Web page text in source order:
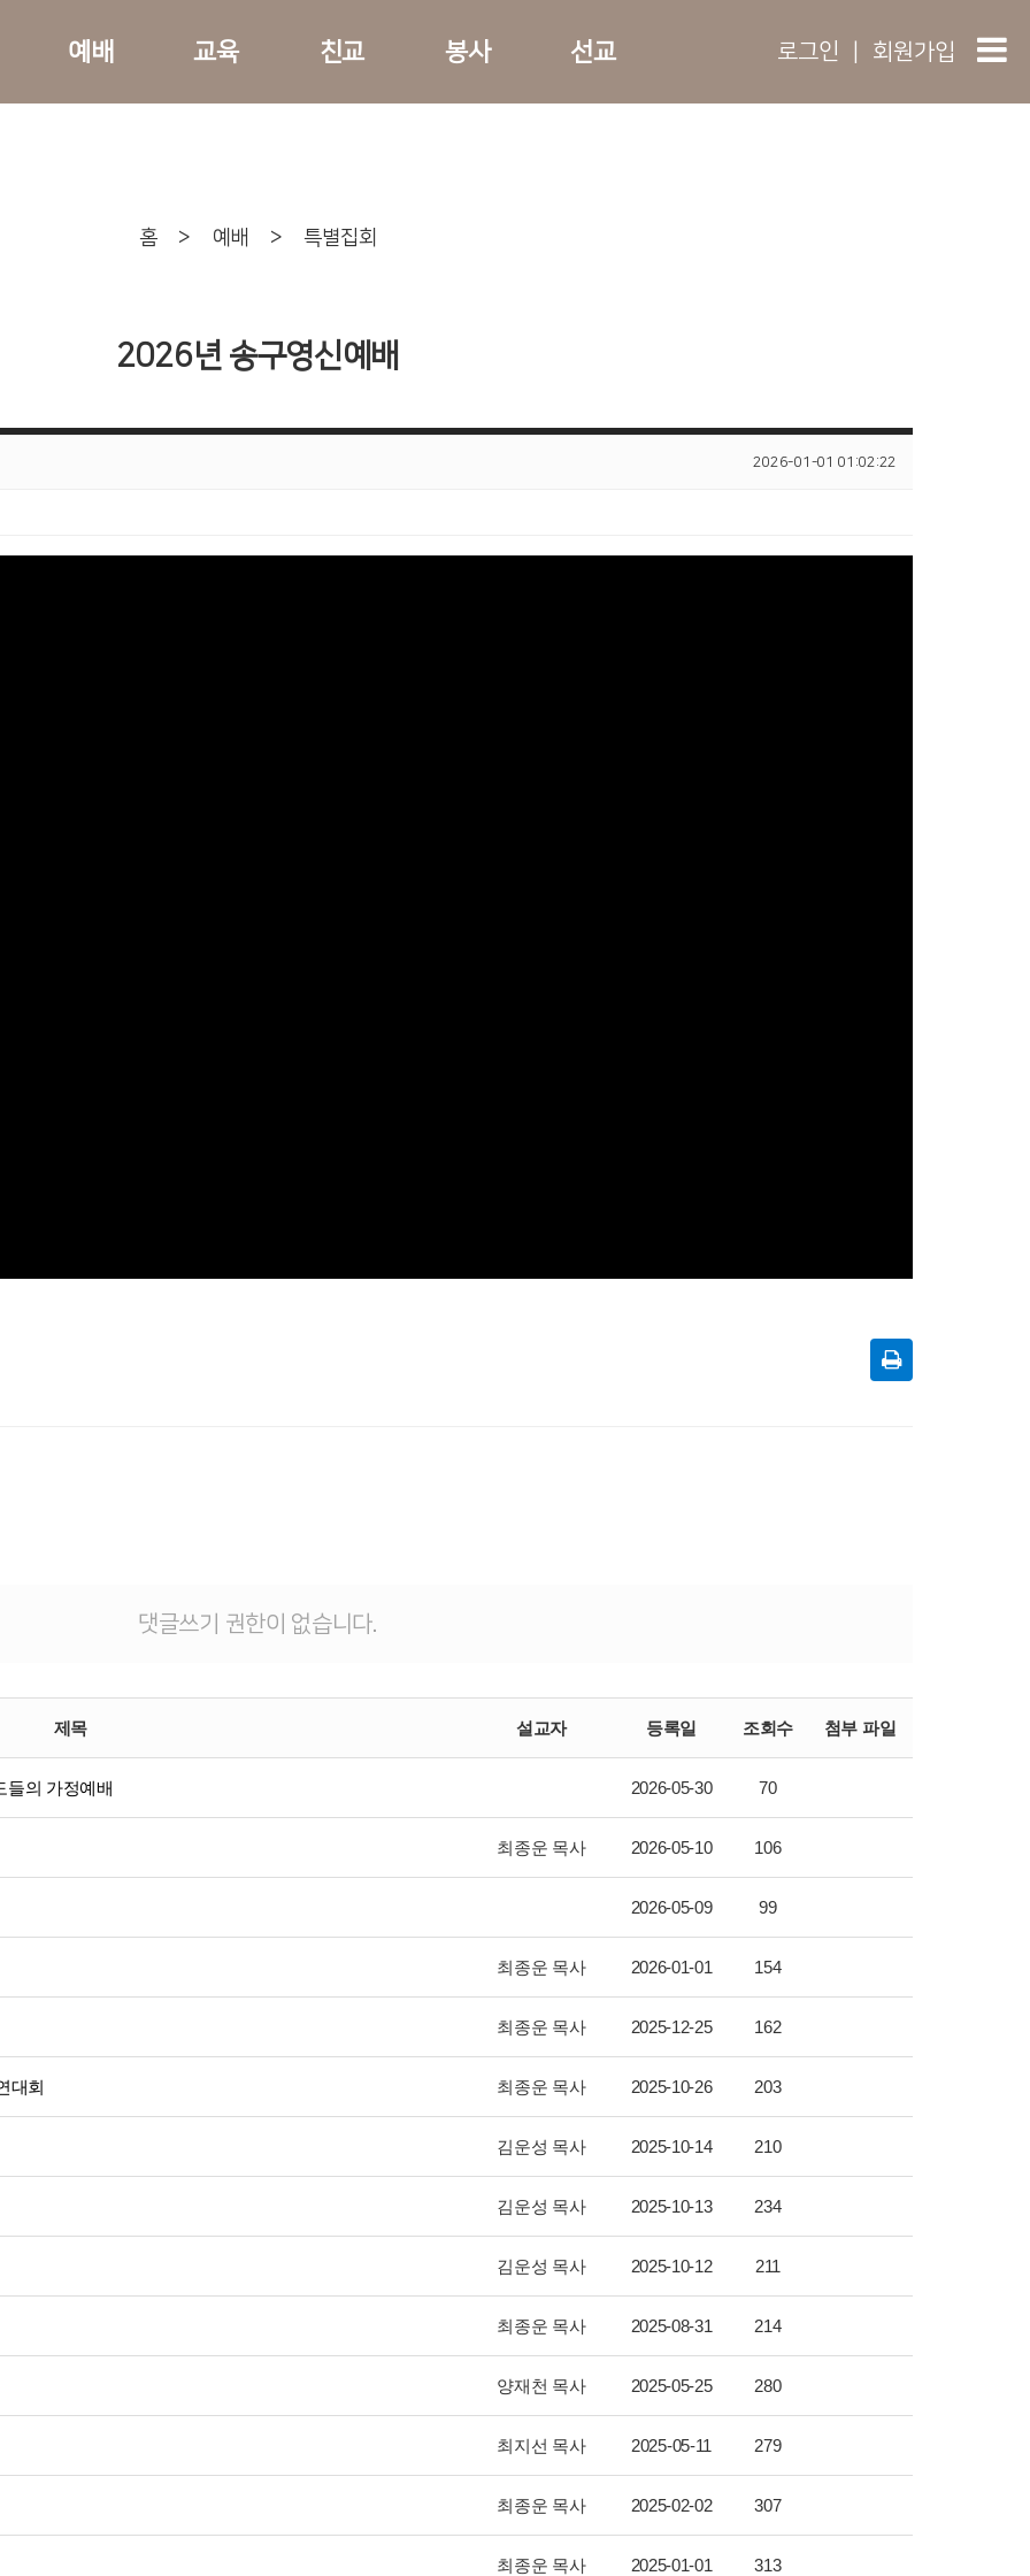
예배 교육 친교 봉사 선교 로그인 회원가입
홈 > 예배 > 특별집회
2026년 송구영신예배
2026-01-01 01:02:22
댓글쓰기 권한이 없습니다.
제목 설교자 등록일 조회수 첨부 파일
들의 가정예배 2026-05-30 70
최종운 목사 2026-05-10 106
2026-05-09 99
최종운 목사 2026-01-01 154
최종운 목사 2025-12-25 162
대회 최종운 목사 2025-10-26 203
김운성 목사 2025-10-14 210
김운성 목사 2025-10-13 234
김운성 목사 2025-10-12 211
최종운 목사 2025-08-31 214
양재천 목사 2025-05-25 280
최지선 목사 2025-05-11 279
최종운 목사 2025-02-02 307
최종운 목사 2025-01-01 313